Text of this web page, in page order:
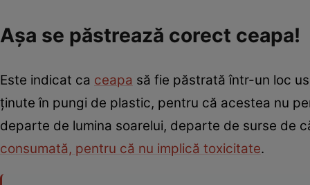
Aşa se păstrează corect ceapa!
Este indicat ca ceapa să fie păstrată într-un loc
ţinute în pungi de plastic, pentru că acestea nu
departe de lumina soarelui, departe de surse de
consumată, pentru că nu implică toxicitate.